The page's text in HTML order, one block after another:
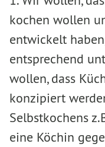
kochen wollen
entwickelt
entsprechend
wollen, dass
konzipiert
Selbstkochens
eine Köchin